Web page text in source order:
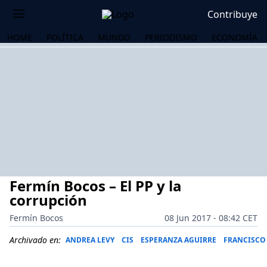
Contribuye
HOME POLÍTICA MUNDO PERIODISMO ECONOMÍA
Fermín Bocos – El PP y la
corrupción
Fermín Bocos
08 Jun 2017 - 08:42 CET
Archivado en: ANDREA LEVY CIS ESPERANZA AGUIRRE